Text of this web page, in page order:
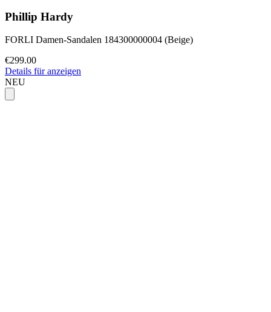
Phillip Hardy
FORLI Damen-Sandalen 184300000004 (Beige)
€299.00
Details für anzeigen
NEU